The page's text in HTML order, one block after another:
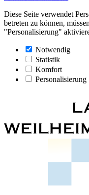
Diese Seite verwendet
betreten zu können,
"Personalisierung"
Notwendig
Statistik
Komfort
Personalisierung